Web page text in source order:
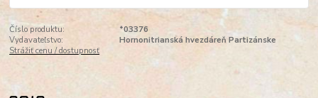
Číslo produktu:
*03376
Vydavateľstvo:
Hornonitrianská hvezdáreň Partizánske
Strážiť cenu / dostupnosť